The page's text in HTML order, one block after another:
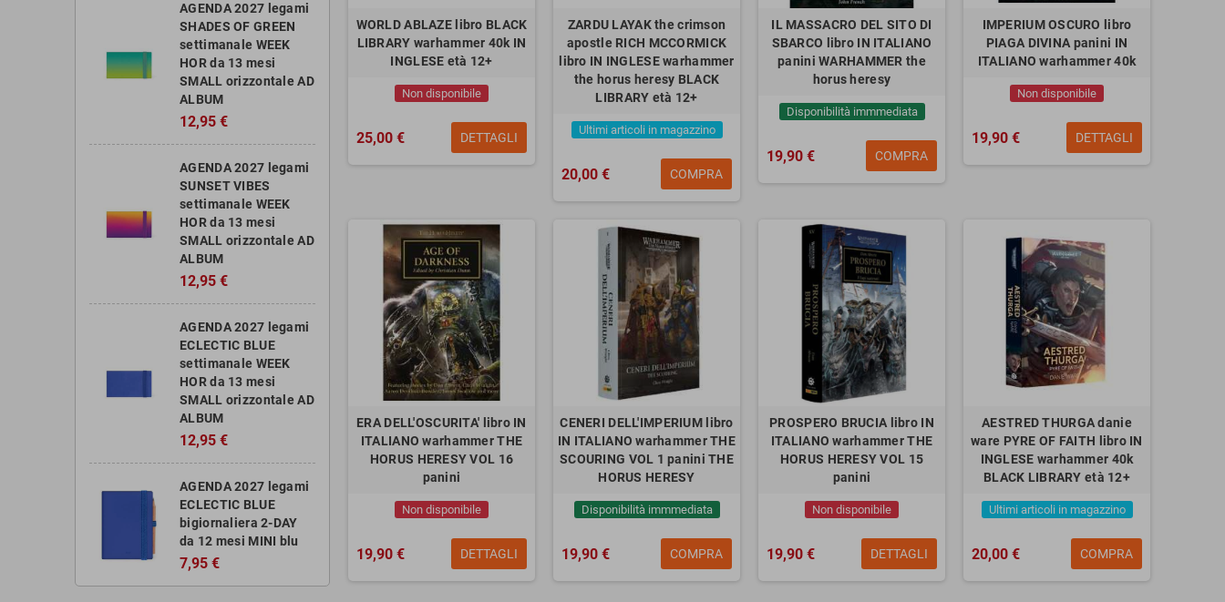
AGENDA 2027 legami
SHADES OF GREEN
settimanale WEEK
HOR da 13 mesi
SMALL orizzontale AD
ALBUM
12,95 €
AGENDA 2027 legami
SUNSET VIBES
settimanale WEEK
HOR da 13 mesi
SMALL orizzontale AD
ALBUM
12,95 €
AGENDA 2027 legami
ECLECTIC BLUE
settimanale WEEK
HOR da 13 mesi
SMALL orizzontale AD
ALBUM
12,95 €
AGENDA 2027 legami
ECLECTIC BLUE
bigiornaliera 2-DAY
da 12 mesi MINI blu
7,95 €
WORLD ABLAZE libro BLACK
LIBRARY warhammer 40k IN
INGLESE età 12+
Non disponibile
25,00 € DETTAGLI
ZARDU LAYAK the crimson
apostle RICH MCCORMICK
libro IN INGLESE warhammer
the horus heresy BLACK
LIBRARY età 12+
Ultimi articoli in magazzino
20,00 € COMPRA
IL MASSACRO DEL SITO DI
SBARCO libro IN ITALIANO
panini WARHAMMER the
horus heresy
Disponibilità immmediata
19,90 € COMPRA
IMPERIUM OSCURO libro
PIAGA DIVINA panini IN
ITALIANO warhammer 40k
Non disponibile
19,90 € DETTAGLI
ERA DELL'OSCURITA' libro IN
ITALIANO warhammer THE
HORUS HERESY VOL 16
panini
Non disponibile
19,90 € DETTAGLI
CENERI DELL'IMPERIUM libro
IN ITALIANO warhammer THE
SCOURING VOL 1 panini THE
HORUS HERESY
Disponibilità immmediata
19,90 € COMPRA
PROSPERO BRUCIA libro IN
ITALIANO warhammer THE
HORUS HERESY VOL 15
panini
Non disponibile
19,90 € DETTAGLI
AESTRED THURGA danie
ware PYRE OF FAITH libro IN
INGLESE warhammer 40k
BLACK LIBRARY età 12+
Ultimi articoli in magazzino
20,00 € COMPRA